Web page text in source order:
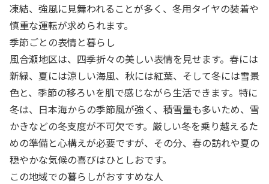
凍結、強風に見舞われることが多く、冬用タイヤの装着や
慎重な運転が求められます。
季節ごとの表情と暮らし
風合瀬地区は、四季折々の美しい表情を見せます。春には
新緑、夏には涼しい海風、秋には紅葉、そして冬には雪景
色と、季節の移ろいを肌で感じながら生活できます。特に
冬は、日本海からの季節風が強く、積雪量も多いため、雪
かきなどの冬支度が不可欠です。厳しい冬を乗り越えるた
めの準備と心構えが必要ですが、その分、春の訪れや夏の
穏やかな気候の喜びはひとしおです。
この地域での暮らしがおすすめな人